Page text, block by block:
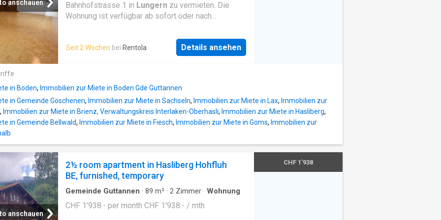
anschauen
Bahnhofstrasse 1 in Lungern zu vermieten. Die
Wohnung ist verfügbar ab sofort oder nach
vorhanden, - Badezimmer mit Badewanne und
Fenster, - Böden Parkett, Eine Einzelgarage für CHF
Seit 2 Wochen bei Rentola Details ansehen
in Boden, Immobilien zur Miete in Boden Gde Guttannen
in Gemeinde Göschenen, Immobilien zur Miete in Sachseln, Immobilien zur Miete in Lax, Immobilien zur
, Immobilien zur Miete in Brienz, Verwaltungskreis Interlaken-Oberhasli, Immobilien zur Miete in Hasliberg,
in Gemeinde Bellwald, Immobilien zur Miete in Fiesch, Immobilien zur Miete in Goms, Immobilien zur
anschauen
2½ room apartment in Hasliberg Hohfluh
BE, furnished, temporary
Gemeinde Guttannen · 89 m² · 2 Zimmer · Wohnung
CHF 1'938.- per month CHF 1'938.- / mth
CHF 1'938